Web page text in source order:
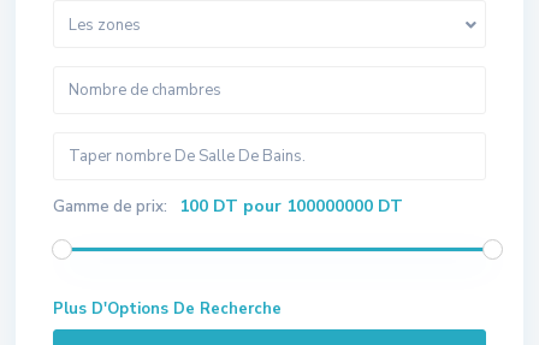
Les zones
Gamme de prix: 100 DT pour 100000000 DT
Plus D'Options De Recherche